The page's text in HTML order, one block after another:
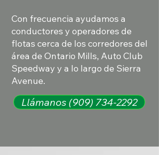
Con frecuencia ayudamos a
conductores y operadores de
flotas cerca de los corredores del
área de Ontario Mills, Auto Club
Speedway y a lo largo de Sierra
Avenue.
Llámanos (909) 734-2292